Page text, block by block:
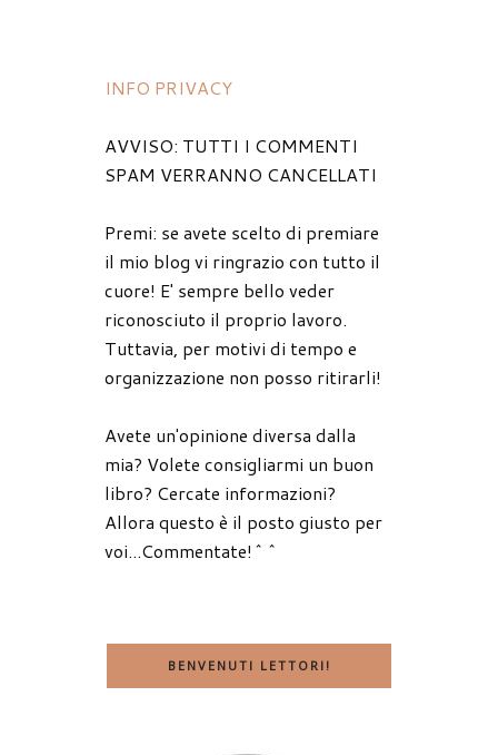
INFO PRIVACY
AVVISO: TUTTI I COMMENTI
SPAM VERRANNO CANCELLATI
Premi: se avete scelto di premiare
il mio blog vi ringrazio con tutto il
cuore! E' sempre bello veder
riconosciuto il proprio lavoro.
Tuttavia, per motivi di tempo e
organizzazione non posso ritirarli!
Avete un'opinione diversa dalla
mia? Volete consigliarmi un buon
libro? Cercate informazioni?
Allora questo è il posto giusto per
voi...Commentate!^^
BENVENUTI LETTORI!